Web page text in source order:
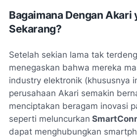
Bagaimana Dengan Akari
Sekarang?
Setelah sekian lama tak
menegaskan bahwa mereka
industry elektronik (khususnya
perusahaan Akari semakin
menciptakan beragam inovasi
seperti meluncurkan
dapat menghubungkan